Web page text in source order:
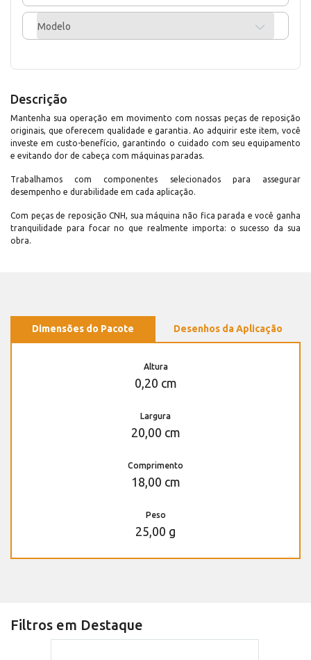
Modelo
Descrição
Mantenha sua operação em movimento com nossas peças de reposição
originais, que oferecem qualidade e garantia. Ao adquirir este item, você
investe em custo-benefício, garantindo o cuidado com seu equipamento
e evitando dor de cabeça com máquinas paradas.
Trabalhamos com componentes selecionados para assegurar
desempenho e durabilidade em cada aplicação.
Com peças de reposição CNH, sua máquina não fica parada e você ganha
tranquilidade para focar no que realmente importa: o sucesso da sua
obra.
Dimensões do Pacote Desenhos da Aplicação
Altura
0,20 cm
Largura
20,00 cm
Comprimento
18,00 cm
Peso
25,00 g
Filtros em Destaque